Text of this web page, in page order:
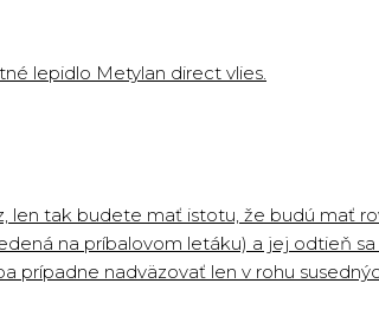
lepidlo Metylan direct vlies.
tak budete mať istotu, že budú mať
na príbalovom letáku) a jej odtieň
prípadne nadväzovať len v rohu